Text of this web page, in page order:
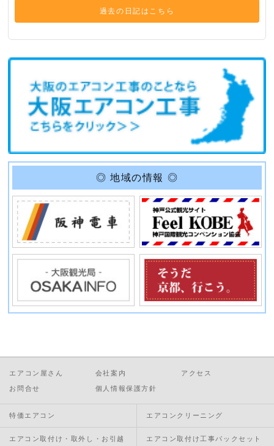
過去の日記はこちら
◎ 地域の情報 ◎
エアコン屋さん 会社案内 アクセス
お問合せ 個人情報保護方針
特価エアコン エアコンクリーニング
エアコン取付け・取外し・お引越
エアコン取付け工事パックセット